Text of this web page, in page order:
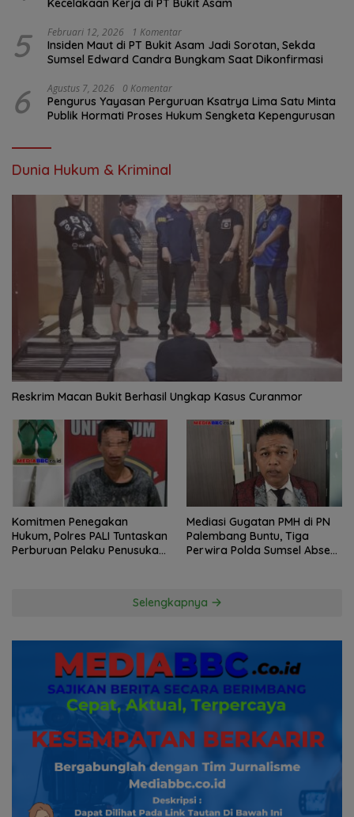
Kecelakaan Kerja di PT Bukit Asam
5 Februari 12, 2026 1 Komentar
Insiden Maut di PT Bukit Asam Jadi Sorotan, Sekda
Sumsel Edward Candra Bungkam Saat Dikonfirmasi
6 Agustus 7, 2026 0 Komentar
Pengurus Yayasan Perguruan Ksatrya Lima Satu Minta
Publik Hormati Proses Hukum Sengketa Kepengurusan
Dunia Hukum & Kriminal
Reskrim Macan Bukit Berhasil Ungkap Kasus Curanmor
Komitmen Penegakan
Hukum, Polres PALI Tuntaskan
Perburuan Pelaku Penusukan
Mediasi Gugatan PMH di PN
Palembang Buntu, Tiga
Perwira Polda Sumsel Absen,
Selengkapnya